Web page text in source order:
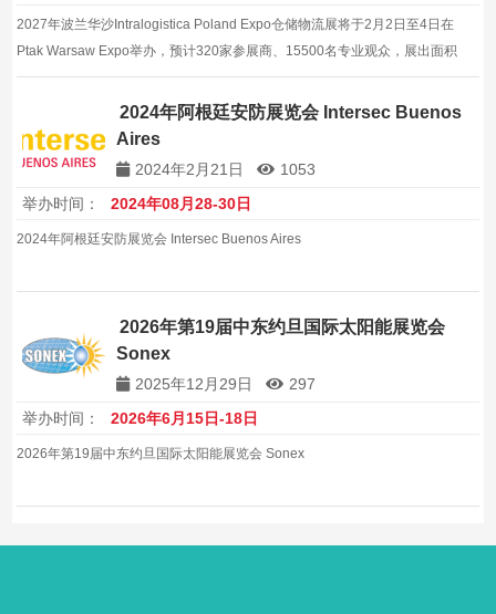
2027年波兰华沙Intralogistica Poland Expo仓储物流展将于2月2日至4日在
Ptak Warsaw Expo举办，预计320家参展商、15500名专业观众，展出面积
18000平方米，是仓储自动化与内部物流企业开拓中东欧市场的高效平台。
2024年阿根廷安防展览会 Intersec Buenos
Aires
2024年2月21日
1053
举办时间：
2024年08月28-30日
2024年阿根廷安防展览会 Intersec Buenos Aires
2026年第19届中东约旦国际太阳能展览会
Sonex
2025年12月29日
297
举办时间：
2026年6月15日-18日
2026年第19届中东约旦国际太阳能展览会 Sonex